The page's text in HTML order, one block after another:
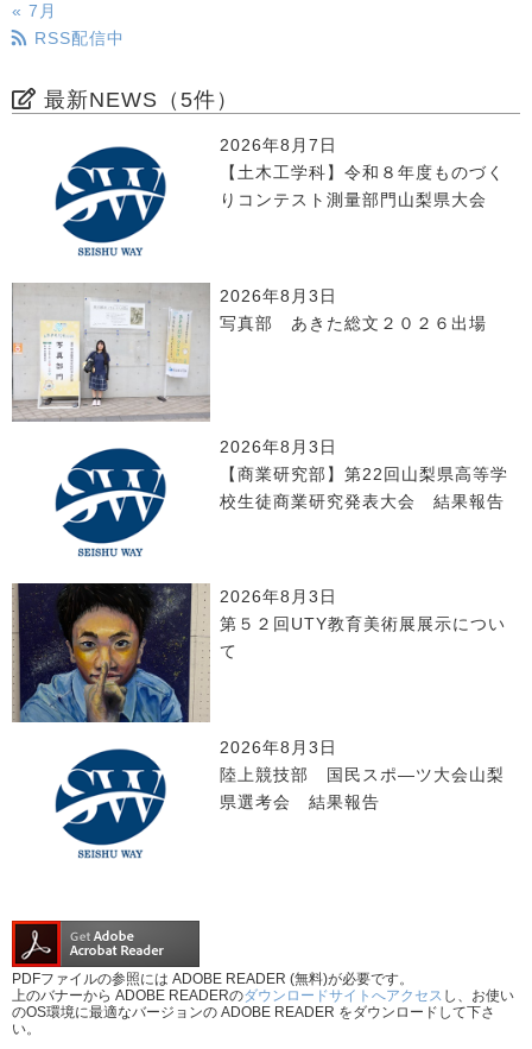
« 7月
RSS配信中
最新NEWS（5件）
2026年8月7日
【土木工学科】令和８年度ものづく
りコンテスト測量部門山梨県大会
2026年8月3日
写真部 あきた総文２０２６出場
2026年8月3日
【商業研究部】第22回山梨県高等学
校生徒商業研究発表大会 結果報告
2026年8月3日
第５２回UTY教育美術展展示につい
て
2026年8月3日
陸上競技部 国民スポ―ツ大会山梨
県選考会 結果報告
PDFファイルの参照には ADOBE READER (無料)が必要です。
上のバナーから ADOBE READERのダウンロードサイトへアクセス し、お使い
のOS環境に最適なバージョンの ADOBE READER をダウンロードして下さ
い。